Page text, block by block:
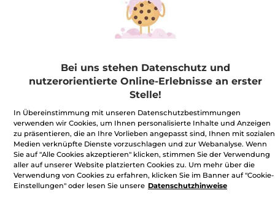
Set Cléa mit Samttäschchen
Set Cléa mit Samttäschchen
Beurteilungswert21,90€*
Benachrichtigt mich
Zahlung perRechnung mit Klarnau.a.
100 % zufrieden oder Geld zurück
Bei uns stehen Datenschutz und
nutzerorientierte Online-Erlebnisse an erster
Stelle!
In Übereinstimmung mit unseren Datenschutzbestimmungen
verwenden wir Cookies, um Ihnen personalisierte Inhalte und Anzeigen
zu präsentieren, die an Ihre Vorlieben angepasst sind, Ihnen mit sozialen
Medien verknüpfte Dienste vorzuschlagen und zur Webanalyse. Wenn
Sie auf "Alle Cookies akzeptieren" klicken, stimmen Sie der Verwendung
aller auf unserer Website platzierten Cookies zu. Um mehr über die
Verwendung von Cookies zu erfahren, klicken Sie im Banner auf "Cookie-
Einstellungen" oder lesen Sie unsere Datenschutzhinweise